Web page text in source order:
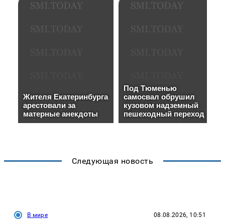
Следующая новость
В мире 08.08.2026, 10:51